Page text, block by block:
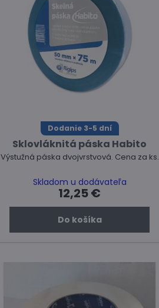
Dodanie 3-5 dní
Sklovláknitá páska Habito
Výstužná páska dvojvrstvová. Cena za ks.
Skladom u dodávateľa
12,25 €
Do košíka